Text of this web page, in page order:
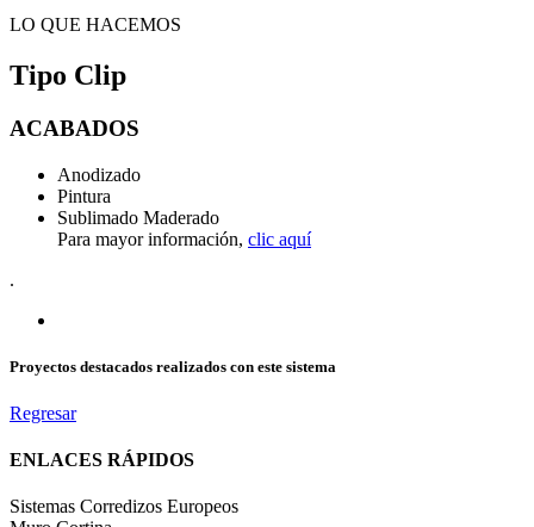
LO QUE HACEMOS
Tipo Clip
ACABADOS
Anodizado
Pintura
Sublimado Maderado
Para mayor información, clic aquí
.
Proyectos destacados realizados con este sistema
Regresar
ENLACES RÁPIDOS
Sistemas Corredizos Europeos